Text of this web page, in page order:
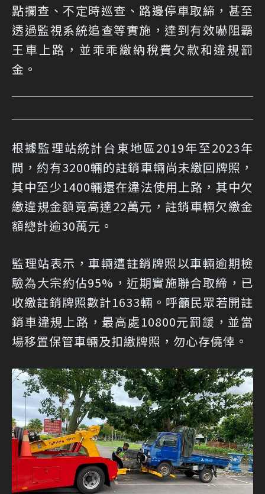
點攔查、不定時巡查、路邊停車取締，甚至
透過監視系統追查等實施，達到有效嚇阻霸
王車上路，並乖乖繳納稅費欠款和違規罰
金。
根據監理站統計台東地區2019年至2023年
間，約有3200輛的註銷車輛尚未繳回牌照，
其中至少1400輛還在違法使用上路，其中欠
繳違規金額竟高達22萬元，註銷車輛欠繳金
額總計逾30萬元。
監理站表示，車輛遭註銷牌照以車輛逾期檢
驗為大宗約佔95%，近期實施聯合取締，已
收繳註銷牌照數計1633輛。呼籲民眾若開註
銷車違規上路，最高處10800元罰鍰，並當
場移置保管車輛及扣繳牌照，勿心存僥倖。